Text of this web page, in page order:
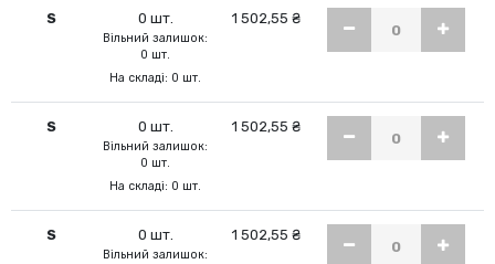
S 0 шт.
Вільний залишок:
0 шт.
На складі: 0 шт.
1 502,55 ₴
S 0 шт.
Вільний залишок:
0 шт.
На складі: 0 шт.
1 502,55 ₴
S 0 шт.
Вільний залишок:
1 502,55 ₴